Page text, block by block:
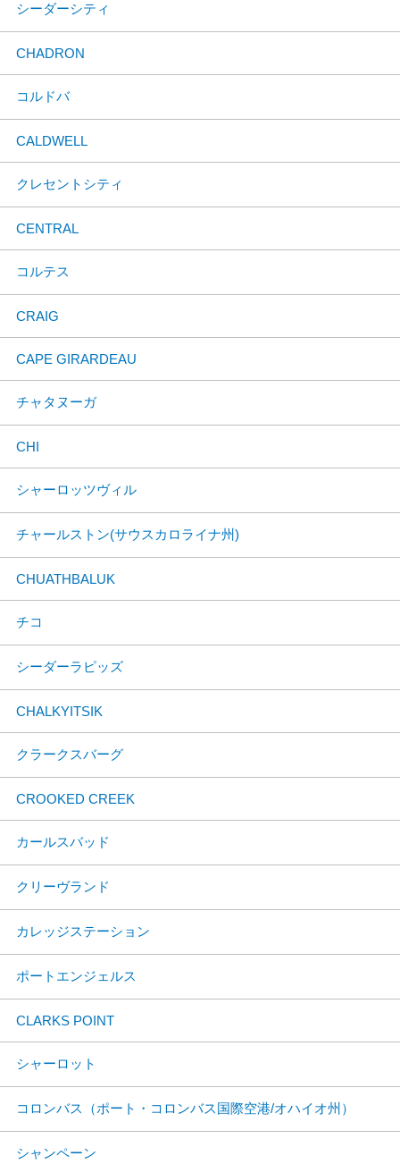
シーダーシティ
CHADRON
コルドバ
CALDWELL
クレセントシティ
CENTRAL
コルテス
CRAIG
CAPE GIRARDEAU
チャタヌーガ
CHI
シャーロッツヴィル
チャールストン(サウスカロライナ州)
CHUATHBALUK
チコ
シーダーラピッズ
CHALKYITSIK
クラークスバーグ
CROOKED CREEK
カールスバッド
クリーヴランド
カレッジステーション
ポートエンジェルス
CLARKS POINT
シャーロット
コロンバス（ポート・コロンバス国際空港/オハイオ州）
シャンペーン